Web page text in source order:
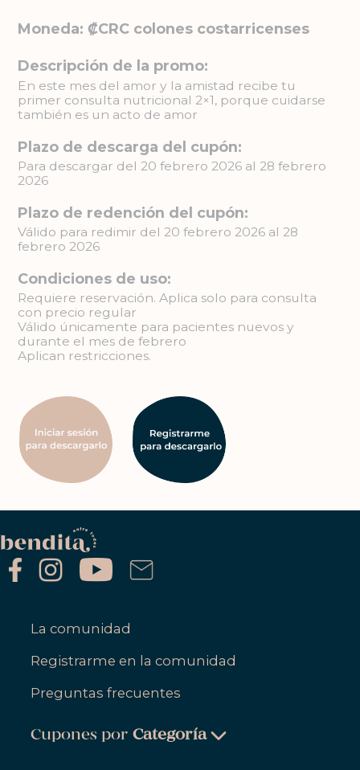
Moneda: ₡CRC colones costarricenses
Descripción de la promo:
En este mes del amor y la amistad recibe tu
primer consulta nutricional 2×1, porque cuidarse
también es un acto de amor
Plazo de descarga del cupón:
Para descargar del 20 febrero 2026 al 28 febrero
2026
Plazo de redención del cupón:
Válido para redimir del 20 febrero 2026 al 28
febrero 2026
Condiciones de uso:
Requiere reservación. Aplica solo para consulta
con precio regular
Válido únicamente para pacientes nuevos y
durante el mes de febrero
Aplican restricciones.
La comunidad
Registrarme en la comunidad
Preguntas frecuentes
Cupones porCategoría